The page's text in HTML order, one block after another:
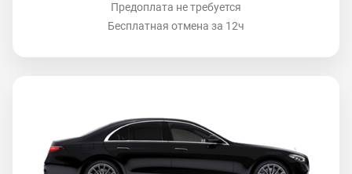
Предоплата не требуется
Бесплатная отмена за 12ч